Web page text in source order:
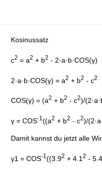
Kosinussatz
c2 = a2 + b2 - 2·a·b·COS(γ)
2·a·b·COS(γ) = a2 + b2 - c2
COS(γ) = (a2 + b2 - c2)/
γ = COS-1 ((a2 + b2 - c2)/
Damit kannst du jetzt alle
γ1 = COS-1 ((3.92 + 4.1 2 - 5.4